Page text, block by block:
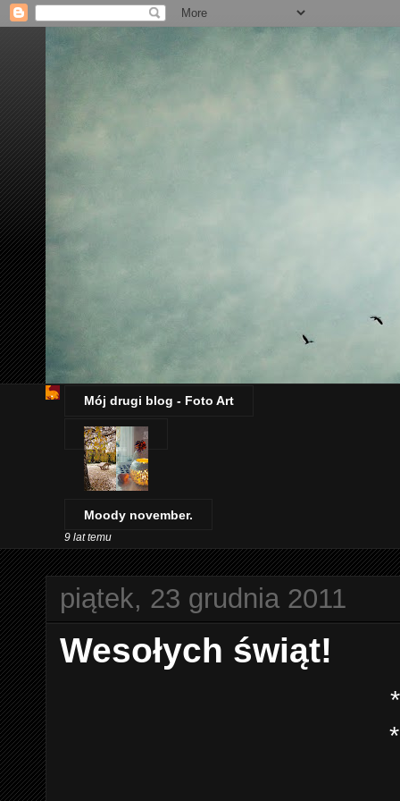
Mój drugi blog - Foto Art
Moody november.
9 lat temu
piątek, 23 grudnia 2011
Wesołych świąt!